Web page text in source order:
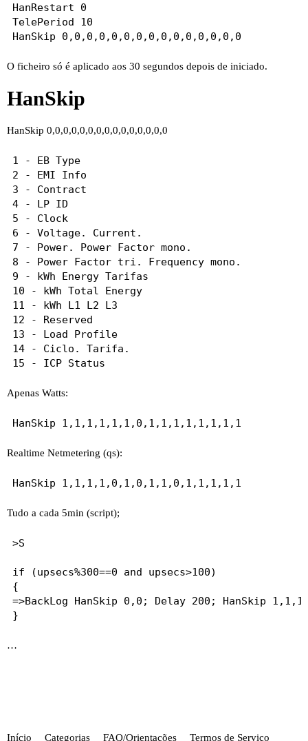
HanRestart 0
TelePeriod 10
O ficheiro só é aplicado aos 30 segundos depois de iniciado.
HanSkip
HanSkip 0,0,0,0,0,0,0,0,0,0,0,0,0,0,0
1 - EB Type
2 - EMI Info
3 - Contract
4 - LP ID
5 - Clock
6 - Voltage. Current.
7 - Power. Power Factor mono.
8 - Power Factor tri. Frequency mono.
9 - kWh Energy Tarifas
10 - kWh Total Energy
11 - kWh L1 L2 L3
12 - Reserved
13 - Load Profile
14 - Ciclo. Tarifa.
Apenas Watts:
Realtime Netmetering (qs):
Tudo a cada 5min (script);
>S
if (upsecs%300==0 and upsecs>100)
{
=>BackLog HanSkip 0,0; Delay 200; HanSkip
…
Início Categorias FAQ/Orientações Termos de Serviço